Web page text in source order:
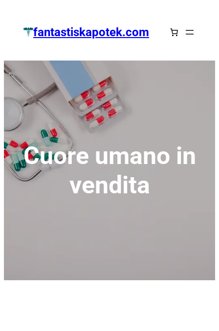
springenfantastiskapotek.com
Cuore umano in
vendita